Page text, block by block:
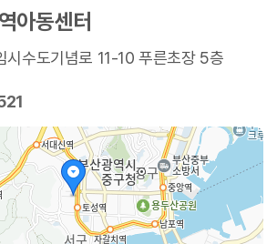
아동센터
시수도기념로 11-10 푸른초장 5층